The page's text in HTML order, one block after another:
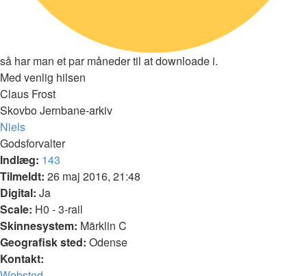
så har man et par måneder til at downloade i.
Med venlig hilsen
Claus Frost
Skovbo Jernbane-arkiv
Top
Niels
Godsforvalter
Indlæg: 143
Tilmeldt: 26 maj 2016, 21:48
Digital: Ja
Scale: H0 - 3-rail
Skinnesystem: Märklin C
Geografisk sted: Odense
Kontakt: